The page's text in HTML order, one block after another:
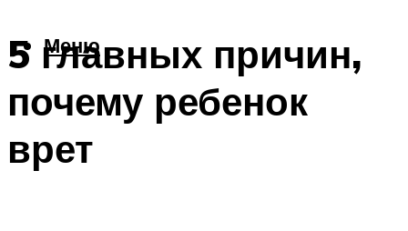
Меню
5 главных причин,
почему ребенок
врет